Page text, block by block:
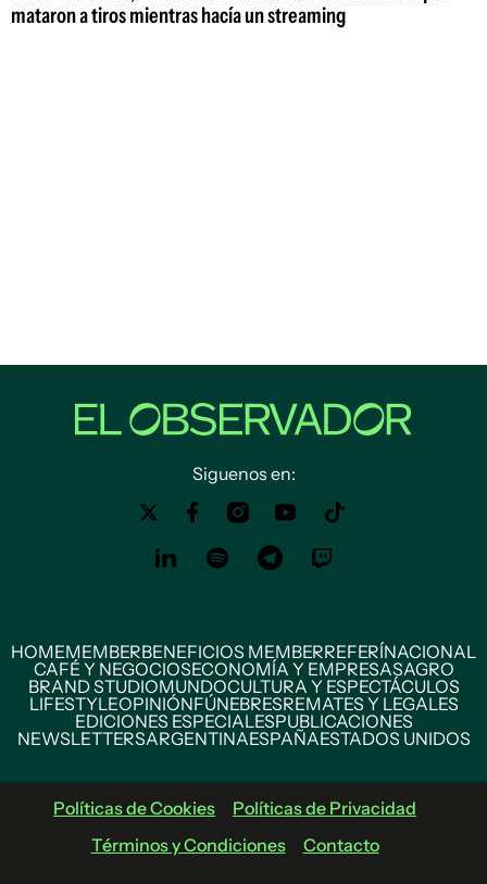
mataron a tiros mientras hacía un streaming
Siguenos en:
HOMEMEMBERBENEFICIOS MEMBERREFERÍNACIONAL
CAFÉ Y NEGOCIOSECONOMÍA Y EMPRESASAGRO
BRAND STUDIOMUNDOCULTURA Y ESPECTÁCULOS
LIFESTYLEOPINIÓNFÚNEBRESREMATES Y LEGALES
EDICIONES ESPECIALESPUBLICACIONES
NEWSLETTERSARGENTINAESPAÑAESTADOS UNIDOS
Políticas de Cookies
Políticas de Privacidad
Términos y Condiciones
Contacto